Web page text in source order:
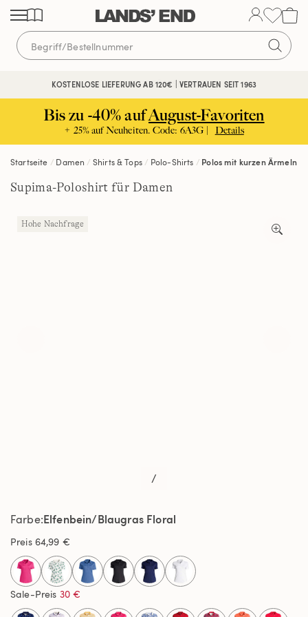
Direkt
zum
Inhalt
Direkt
zur
Navigation
Direkt
zur
Suche
KOSTENLOSE LIEFERUNG AB 120€ | VERTRAUEN SEIT 1963
KOSTENFREIE RÜCKSENDUNG
Bis zu -40% aufAugust-Favoriten
+ 25% auf Neuheiten. Code: 6A3G | Details
Startseite Damen Shirts & Tops Polo-Shirts Polos mit kurzen Ärmeln
Supima-Poloshirt für Damen
/
Farbe Elfenbein/Blaugras Floral
Preis 64,99 €
selected
Sale-Preis 30 €